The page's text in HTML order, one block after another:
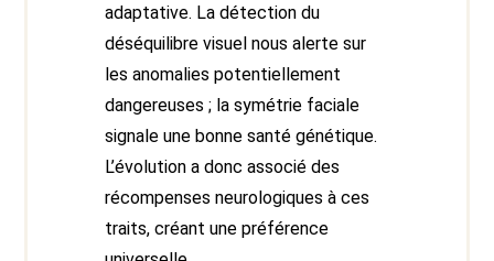
adaptative. La détection du
déséquilibre visuel nous alerte sur
les anomalies potentiellement
dangereuses ; la symétrie faciale
signale une bonne santé génétique.
L’évolution a donc associé des
récompenses neurologiques à ces
traits, créant une préférence